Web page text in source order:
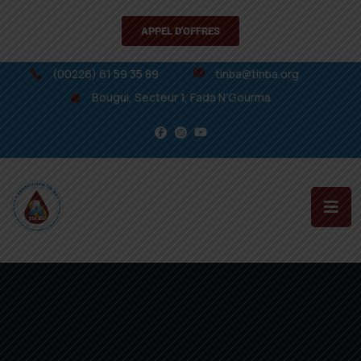
APPEL D'OFFRES
(00226) 61 59 35 89
tinba@tinba.org
Bougui, Secteur 1, Fada N’Gourma